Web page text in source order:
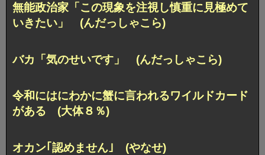
無能政治家「この現象を注視し慎重に見極めて
いきたい」 (んだっしゃこら)
バカ「気のせいです」 (んだっしゃこら)
令和にはにわかに蟹に言われるワイルドカード
がある (大体８％)
オカン｢認めません｣ (やなせ)